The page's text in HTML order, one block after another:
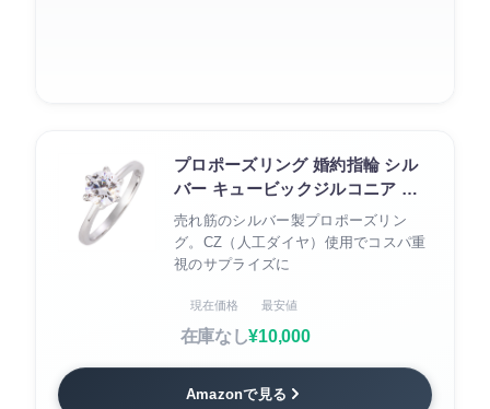
プロポーズリング 婚約指輪 シル
バー キュービックジルコニア エ
ンゲージリング
売れ筋のシルバー製プロポーズリン
グ。CZ（人工ダイヤ）使用でコスパ重
視のサプライズに
現在価格
在庫なし
最安値
¥10,000
Amazonで見る